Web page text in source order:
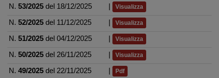
N. 53/2025 del 18/12/2025 Visualizza
N. 52/2025 del 11/12/2025 Visualizza
N. 51/2025 del 04/12/2025 Visualizza
N. 50/2025 del 26/11/2025 Visualizza
N. 49/2025 del 22/11/2025 Pdf